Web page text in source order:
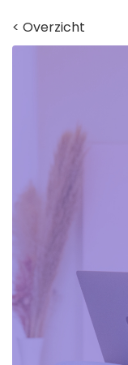
< Overzicht